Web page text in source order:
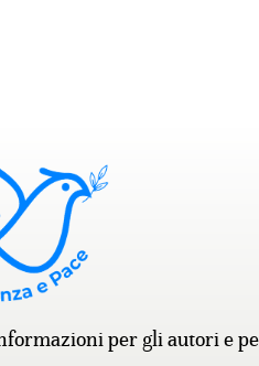
per gli autori e